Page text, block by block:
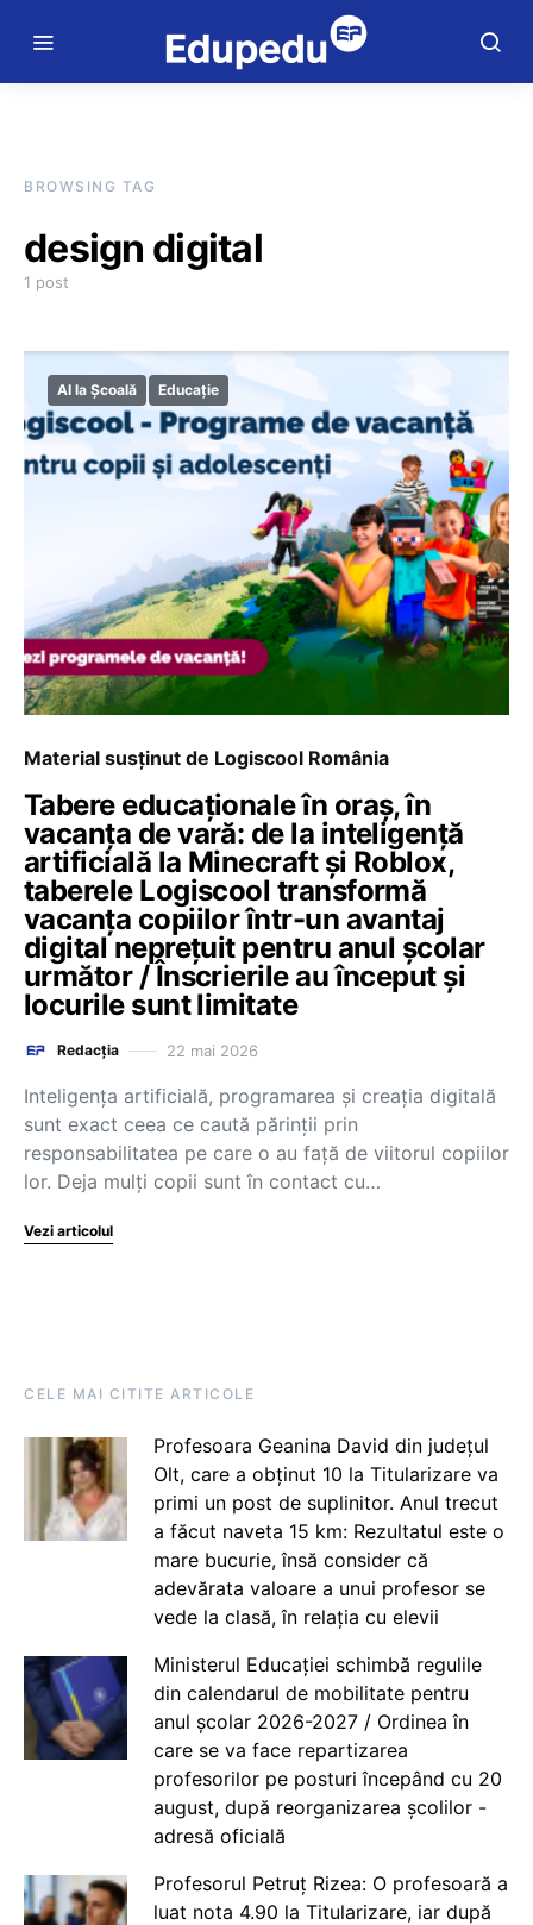
BROWSING TAG
design digital
1 post
AI la Școală Educație
Material susținut de Logiscool România
Tabere educaționale în oraș, în
vacanța de vară: de la inteligență
artificială la Minecraft și Roblox,
taberele Logiscool transformă
vacanța copiilor într-un avantaj
digital neprețuit pentru anul școlar
următor / Înscrierile au început și
locurile sunt limitate
Redacția 22 mai 2026
Inteligența artificială, programarea și creația digitală
sunt exact ceea ce caută părinții prin
responsabilitatea pe care o au față de viitorul copiilor
lor. Deja mulți copii sunt în contact cu…
Vezi articolul
CELE MAI CITITE ARTICOLE
Profesoara Geanina David din județul
Olt, care a obținut 10 la Titularizare va
primi un post de suplinitor. Anul trecut
a făcut naveta 15 km: Rezultatul este o
mare bucurie, însă consider că
adevărata valoare a unui profesor se
vede la clasă, în relația cu elevii
Ministerul Educației schimbă regulile
din calendarul de mobilitate pentru
anul școlar 2026-2027 / Ordinea în
care se va face repartizarea
profesorilor pe posturi începând cu 20
august, după reorganizarea școlilor -
adresă oficială
Profesorul Petruț Rizea: O profesoară a
luat nota 4.90 la Titularizare, iar după